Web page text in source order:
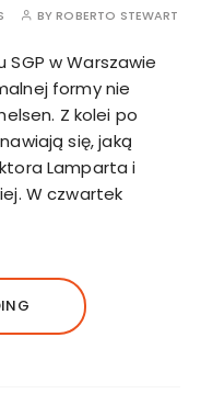
BYROBERTO STEWART
w Warszawie
formy nie
Z kolei po
się, jaką
Lamparta i
W czwartek